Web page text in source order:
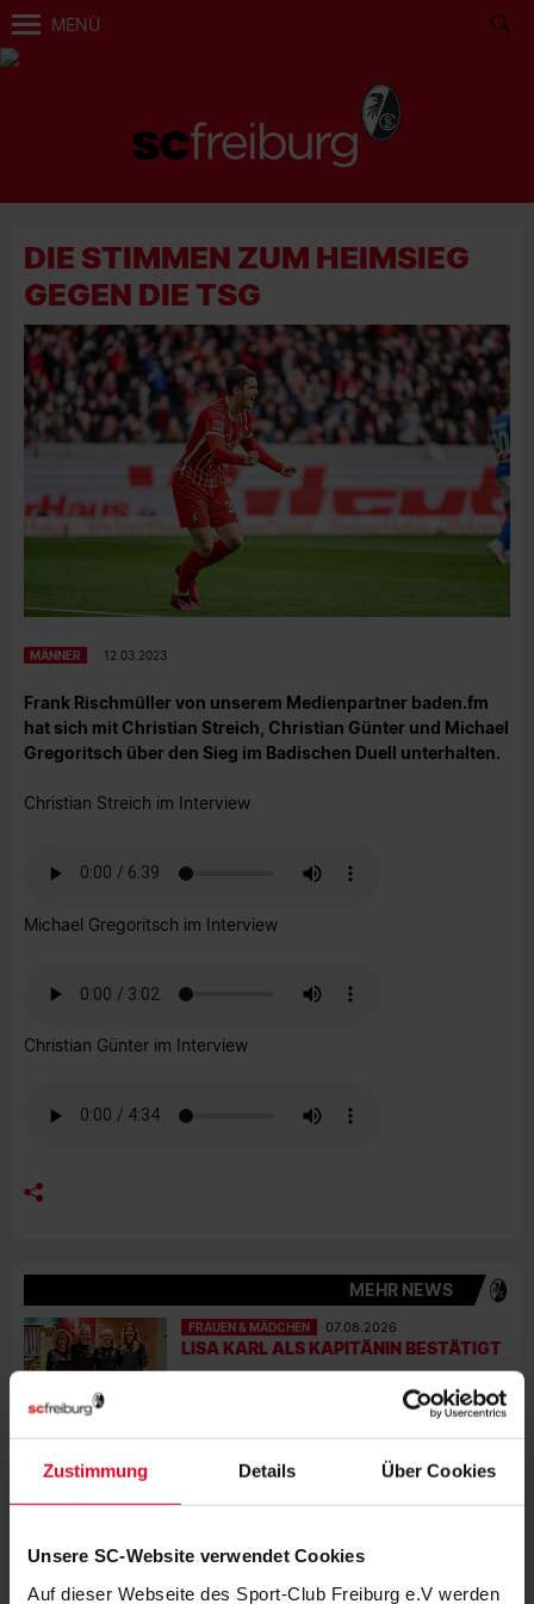
Zustimmung Details Über Cookies
Unsere SC-Website verwendet Cookies
Auf dieser Webseite des Sport-Club Freiburg e.V werden
MENÜ
DIE STIMMEN ZUM HEIMSIEG
GEGEN DIE TSG
MÄNNER 12.03.2023
Frank Rischmüller von unserem Medienpartner baden.fm
hat sich mit Christian Streich, Christian Günter und Michael
Gregoritsch über den Sieg im Badischen Duell unterhalten.
Christian Streich im Interview
Michael Gregoritsch im Interview
Christian Günter im Interview
MEHR NEWS
FRAUEN & MÄDCHEN 07.08.2026
LISA KARL ALS KAPITÄNIN BESTÄTIGT
06.08.2026
DOPPELTE PREMIERE: BRUNOLD UND
VINCZE TREFFEN BEIM TEST
VIER SCHWEIZERINNEN IN